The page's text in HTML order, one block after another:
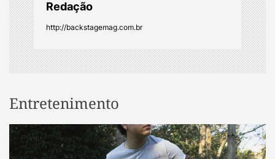
n
Redação
http://backstagemag.com.br
Entretenimento